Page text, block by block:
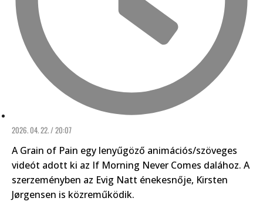
2026. 04. 22. / 20:07
A Grain of Pain egy lenyűgöző animációs/szöveges
videót adott ki az If Morning Never Comes dalához. A
szerzeményben az Evig Natt énekesnője, Kirsten
Jørgensen is közreműködik.